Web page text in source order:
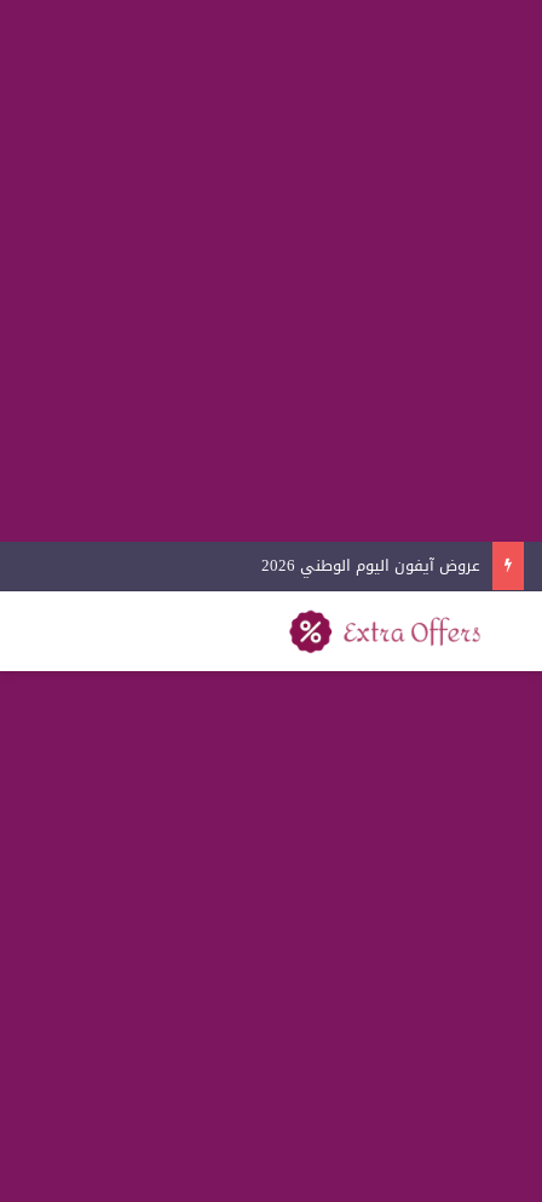
عروض آيفون اليوم الوطني 2026
بحث عن